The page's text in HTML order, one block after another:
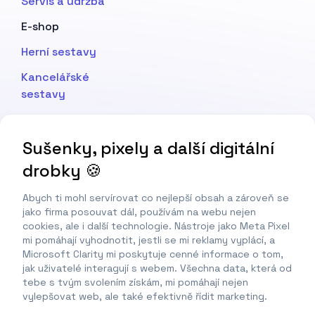
E-shop
Herní sestavy
Kancelářské
sestavy
Podpora
Časté dotazy
Kontakt
Chatuj s Adamem
Reklamace
Sušenky, pixely a další digitální
drobky 🍪
Abych ti mohl servírovat co nejlepší obsah a zároveň se
jako firma posouvat dál, používám na webu nejen
cookies, ale i další technologie. Nástroje jako Meta Pixel
mi pomáhají vyhodnotit, jestli se mi reklamy vyplácí, a
Microsoft Clarity mi poskytuje cenné informace o tom,
jak uživatelé interagují s webem. Všechna data, která od
tebe s tvým svolením získám, mi pomáhají nejen
vylepšovat web, ale také efektivně řídit marketing.